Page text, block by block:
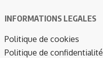
INFORMATIONS LEGALES
Politique de cookies
Politique de confidentialité